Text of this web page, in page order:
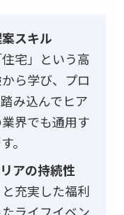
スキル
宅」という高
ら学び、プロ
み込んでヒア
界でも通用す
。
アの持続性
充実した福利
ライフイベン